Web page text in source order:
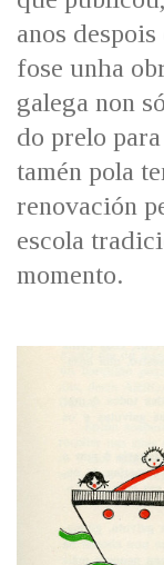
anos
fose unha
galega non
do prelo
tamén pola
renovación
escola
momento.